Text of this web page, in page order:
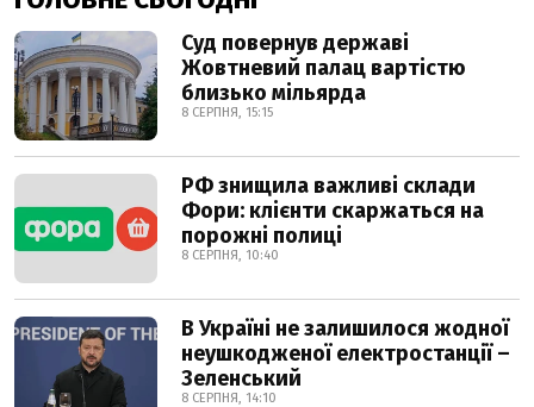
Суд повернув державі
Жовтневий палац вартістю
близько мільярда
8 СЕРПНЯ, 15:15
РФ знищила важливі склади
Фори: клієнти скаржаться на
порожні полиці
8 СЕРПНЯ, 10:40
В Україні не залишилося жодної
неушкодженої електростанції –
Зеленський
8 СЕРПНЯ, 14:10